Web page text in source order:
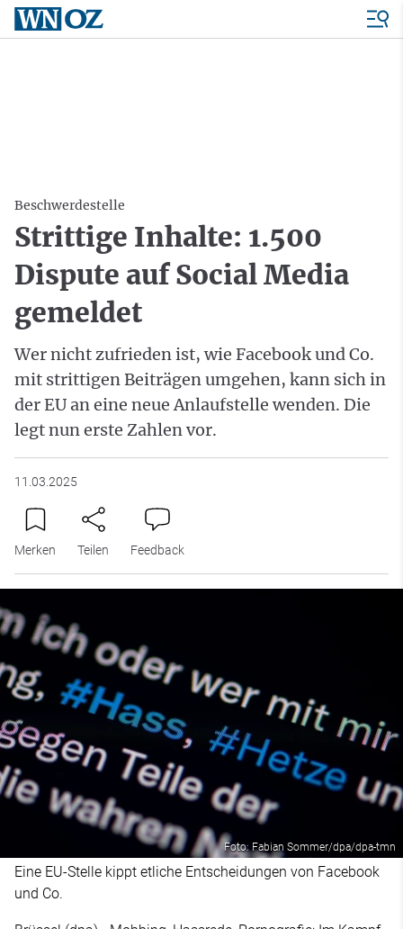
Beschwerdestelle
Strittige Inhalte: 1.500
Dispute auf Social Media
gemeldet
Wer nicht zufrieden ist, wie Facebook und Co.
mit strittigen Beiträgen umgehen, kann sich in
der EU an eine neue Anlaufstelle wenden. Die
legt nun erste Zahlen vor.
11.03.2025
Merken Teilen Feedback
Foto: Fabian Sommer/dpa/dpa-tmn
Eine EU-Stelle kippt etliche Entscheidungen von Facebook
und Co.